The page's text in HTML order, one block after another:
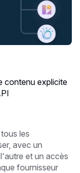
contenu explicite
les
avec un
et un accès
fournisseur